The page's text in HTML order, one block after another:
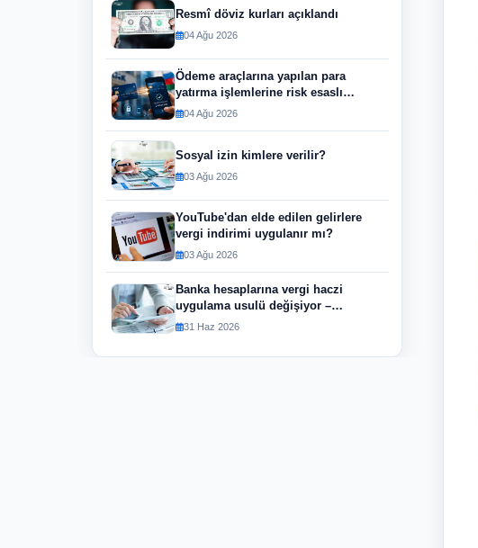
Resmî döviz kurları açıklandı
04 Ağu 2026
Ödeme araçlarına yapılan para
yatırma işlemlerine risk esaslı
yaklaşım uygulanacaktır
04 Ağu 2026
Sosyal izin kimlere verilir?
03 Ağu 2026
YouTube'dan elde edilen gelirlere
vergi indirimi uygulanır mı?
03 Ağu 2026
Banka hesaplarına vergi haczi
uygulama usulü değişiyor –
GİRİŞİMCİLER İÇİN YENİ
31 Haz 2026